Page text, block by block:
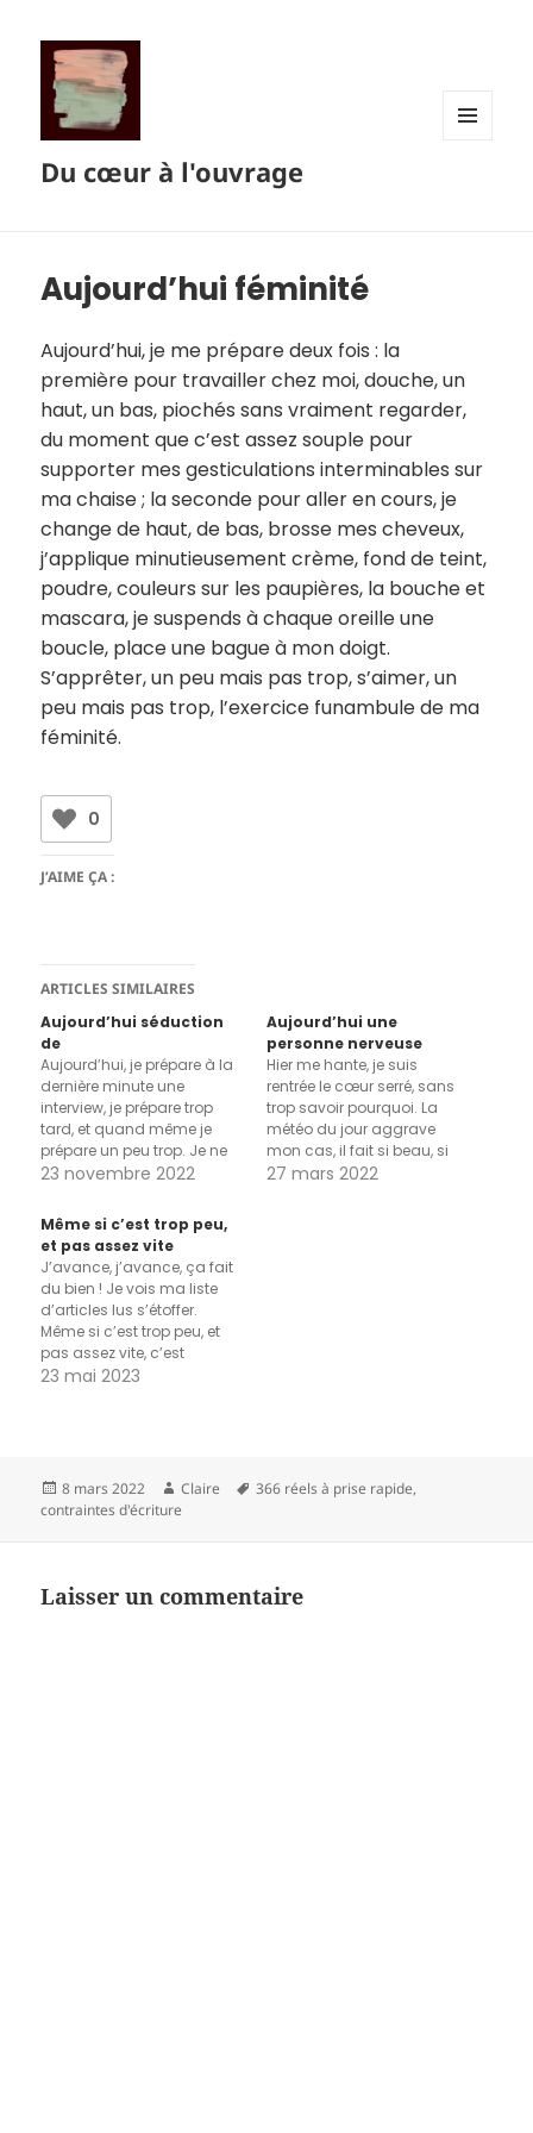
Du cœur à l'ouvrage
Aujourd’hui féminité
Aujourd’hui, je me prépare deux fois : la
première pour travailler chez moi, douche, un
haut, un bas, piochés sans vraiment regarder,
du moment que c’est assez souple pour
supporter mes gesticulations interminables sur
ma chaise ; la seconde pour aller en cours, je
change de haut, de bas, brosse mes cheveux,
j’applique minutieusement crème, fond de teint,
poudre, couleurs sur les paupières, la bouche et
mascara, je suspends à chaque oreille une
boucle, place une bague à mon doigt.
S’apprêter, un peu mais pas trop, s’aimer, un
peu mais pas trop, l’exercice funambule de ma
féminité.
0
J’AIME ÇA :
ARTICLES SIMILAIRES
Aujourd’hui séduction
de
Aujourd’hui, je prépare à la
dernière minute une
interview, je prépare trop
tard, et quand même je
prépare un peu trop. Je ne
veux pas d’un truc très
joli dans l’idée, je trouve ça
moins intéressant à lire ou
écouter : on risque de…
23 novembre 2022
Aujourd’hui une
personne nerveuse
Hier me hante, je suis
rentrée le cœur serré, sans
trop savoir pourquoi. La
météo du jour aggrave
mon cas, il fait si beau, si
chaud, il faudrait sortir,
27 mars 2022
Même si c’est trop peu,
et pas assez vite
J’avance, j’avance, ça fait
du bien ! Je vois ma liste
d’articles lus s’étoffer.
Même si c’est trop peu, et
pas assez vite, c’est
toujours toujours mieux
simplement les…
23 mai 2023
Publié
le
8 mars 2022 Auteur
Claire
Mots-
366 réels à prise rapide,
contraintes d'écriture
Laisser un commentaire